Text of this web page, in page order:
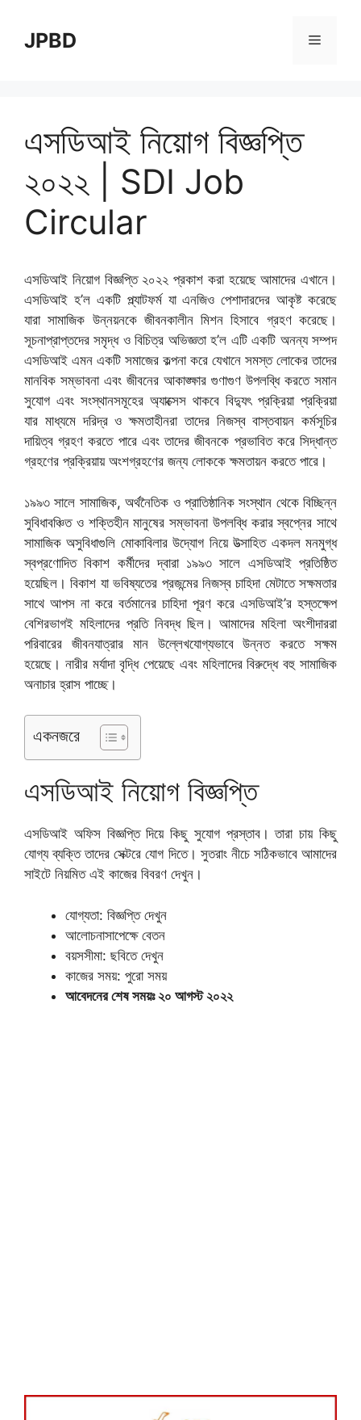
contentJPBD Menu
এসডিআই নিয়োগ বিজ্ঞপ্তি
২০২২ | SDI Job
Circular
এসডিআই নিয়োগ বিজ্ঞপ্তি ২০২২ প্রকাশ করা হয়েছে আমাদের এখানে।
এসডিআই হ’ল একটি প্ল্যাটফর্ম যা এনজিও পেশাদারদের আকৃষ্ট করেছে
যারা সামাজিক উন্নয়নকে জীবনকালীন মিশন হিসাবে গ্রহণ করেছে।
সূচনাপ্রাপ্তদের সমৃদ্ধ ও বিচিত্র অভিজ্ঞতা হ’ল এটি একটি অনন্য সম্পদ
এসডিআই এমন একটি সমাজের কল্পনা করে যেখানে সমস্ত লোকের তাদের
মানবিক সম্ভাবনা এবং জীবনের আকাঙ্ক্ষার গুণাগুণ উপলব্ধি করতে সমান
সুযোগ এবং সংস্থানসমূহের অ্যাক্সেস থাকবে বিদ্যুৎ প্রক্রিয়া প্রক্রিয়া
যার মাধ্যমে দরিদ্র ও ক্ষমতাহীনরা তাদের নিজস্ব বাস্তবায়ন কর্মসূচির
দায়িত্ব গ্রহণ করতে পারে এবং তাদের জীবনকে প্রভাবিত করে সিদ্ধান্ত
গ্রহণের প্রক্রিয়ায় অংশগ্রহণের জন্য লোককে ক্ষমতায়ন করতে পারে।
১৯৯৩ সালে সামাজিক, অর্থনৈতিক ও প্রাতিষ্ঠানিক সংস্থান থেকে বিচ্ছিন্ন
সুবিধাবঞ্চিত ও শক্তিহীন মানুষের সম্ভাবনা উপলব্ধি করার স্বপ্নের সাথে
সামাজিক অসুবিধাগুলি মোকাবিলার উদ্যোগ নিয়ে উত্সাহিত একদল মনমুগ্ধ
স্বপ্রণোদিত বিকাশ কর্মীদের দ্বারা ১৯৯৩ সালে এসডিআই প্রতিষ্ঠিত
হয়েছিল। বিকাশ যা ভবিষ্যতের প্রজন্মের নিজস্ব চাহিদা মেটাতে সক্ষমতার
সাথে আপস না করে বর্তমানের চাহিদা পূরণ করে এসডিআই’র হস্তক্ষেপ
বেশিরভাগই মহিলাদের প্রতি নিবদ্ধ ছিল। আমাদের মহিলা অংশীদাররা
পরিবারের জীবনযাত্রার মান উল্লেখযোগ্যভাবে উন্নত করতে সক্ষম
হয়েছে। নারীর মর্যাদা বৃদ্ধি পেয়েছে এবং মহিলাদের বিরুদ্ধে বহু সামাজিক
অনাচার হ্রাস পাচ্ছে।
একনজরে
এসডিআই নিয়োগ বিজ্ঞপ্তি
এসডিআই অফিস বিজ্ঞপ্তি দিয়ে কিছু সুযোগ প্রস্তাব। তারা চায় কিছু
যোগ্য ব্যক্তি তাদের সেক্টরে যোগ দিতে। সুতরাং নীচে সঠিকভাবে আমাদের
সাইটে নিয়মিত এই কাজের বিবরণ দেখুন।
যোগ্যতা: বিজ্ঞপ্তি দেখুন
আলোচনাসাপেক্ষে বেতন
বয়সসীমা: ছবিতে দেখুন
কাজের সময়: পুরো সময়
আবেদনের শেষ সময়ঃ ২০ আগস্ট ২০২২